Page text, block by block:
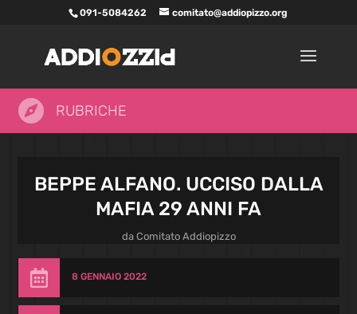
091-5084262 comitato@addiopizzo.org
 RUBRICHE
BEPPE ALFANO. UCCISO DALLA
MAFIA 29 ANNI FA
da Comitato Addiopizzo
 8 GENNAIO 2022